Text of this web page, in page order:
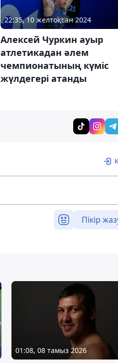
22:35, 10 желтоқсан 2024
Алексей Чуркин ауыр
атлетикадан әлем
чемпионатының күміс
жүлдегері атанды
Пікір
01:08, 08 тамыз 2026